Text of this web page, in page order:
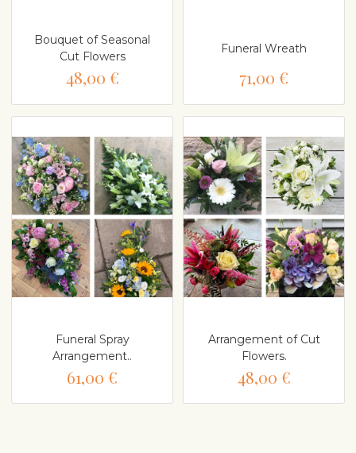
Bouquet of Seasonal
Cut Flowers
48,00 €
Funeral Wreath
71,00 €
Funeral Spray
Arrangement..
61,00 €
Arrangement of Cut
Flowers.
48,00 €